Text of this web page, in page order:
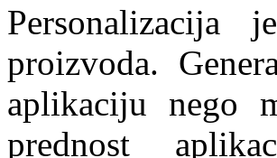
Personalizacija
proizvoda.
aplikaciju nego
prednost